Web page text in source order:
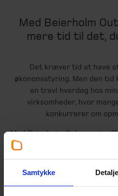
Samtykke
Med Beierholm
mere tid til det,
Det kræver tid at have
økonomistyring. Men den
en travl hverdag hos
virksomheder, hvor
konkurrerer om
Med Beierholm Outsourcing
at håndtere hele eller
Ved at sende udvalgte
virksomhed, frigør du